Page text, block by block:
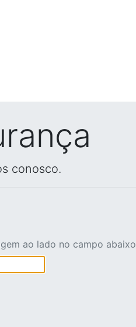
conosco.
ao lado no campo abaixo